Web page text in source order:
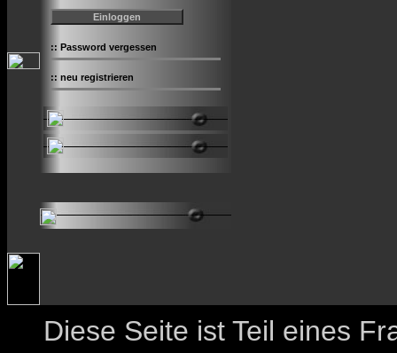
:: Password vergessen
:: neu registrieren
Diese Seite ist Teil eines